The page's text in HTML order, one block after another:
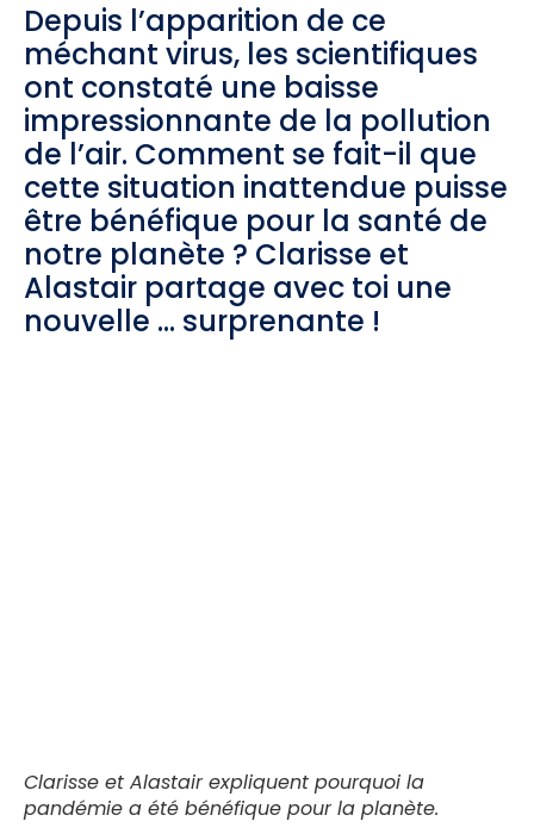
Depuis l’apparition de ce
méchant virus, les scientifiques
ont constaté une baisse
impressionnante de la pollution
de l’air. Comment se fait-il que
cette situation inattendue puisse
être bénéfique pour la santé de
notre planète ? Clarisse et
Alastair partage avec toi une
nouvelle … surprenante !
Clarisse et Alastair expliquent pourquoi la
pandémie a été bénéfique pour la planète.